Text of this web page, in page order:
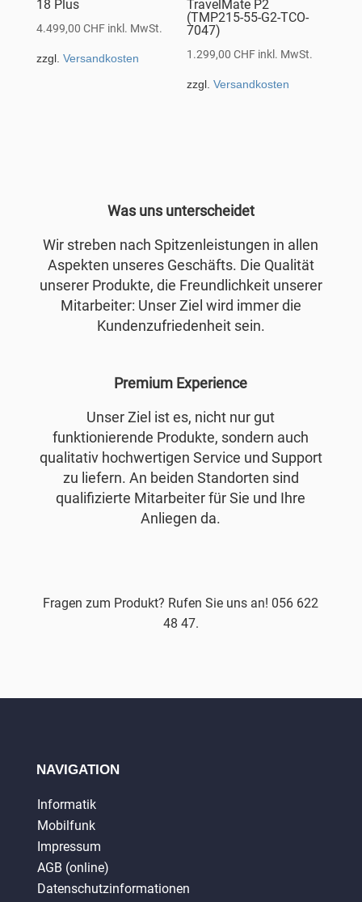
18 Plus
4.499,00 CHF inkl. MwSt.
zzgl. Versandkosten
TravelMate P2
(TMP215-55-G2-TCO-
7047)
1.299,00CHF inkl. MwSt.
zzgl.Versandkosten
Was uns unterscheidet
Wir streben nach Spitzenleistungen in allen
Aspekten unseres Geschäfts. Die Qualität
unserer Produkte, die Freundlichkeit unserer
Mitarbeiter: Unser Ziel wird immer die
Kundenzufriedenheit sein.
Premium Experience
Unser Ziel ist es, nicht nur gut
funktionierende Produkte, sondern auch
qualitativ hochwertigen Service und Support
zu liefern. An beiden Standorten sind
qualifizierte Mitarbeiter für Sie und Ihre
Anliegen da.
Fragen zum Produkt? Rufen Sie uns an! 056 622
48 47.
NAVIGATION
Informatik
Mobilfunk
Impressum
AGB (online)
Datenschutzinformationen